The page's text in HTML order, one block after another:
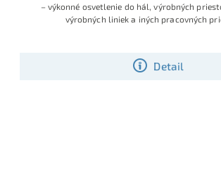
Detail
– výkonné osvetlenie do hál, výrobných
výrobných liniek a iných pracovných